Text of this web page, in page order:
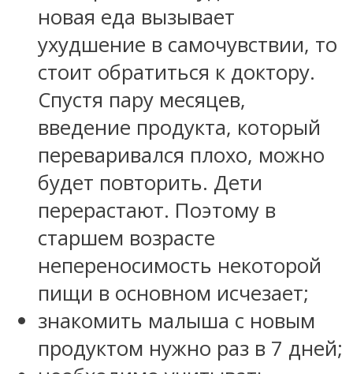
новая еда вызывает
ухудшение в самочувствии, то
стоит обратиться к доктору.
Спустя пару месяцев,
введение продукта, который
переваривался плохо, можно
будет повторить. Дети
перерастают. Поэтому в
старшем возрасте
непереносимость некоторой
пищи в основном исчезает;
знакомить малыша с новым
продуктом нужно раз в 7 дней;